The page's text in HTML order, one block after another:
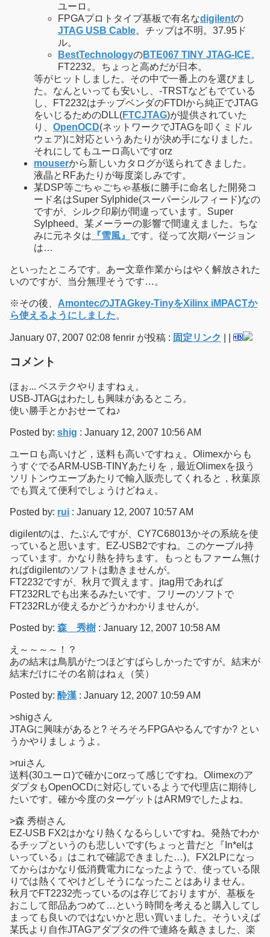
ユーロ。
FPGAプロトタイプ基板で有名なdigilentの
JTAG USB Cable。チップは不明。37.95ド
ル。
BestTechnologyのBTE067 TINY JTAG-ICE。
FT2232。ちょっと高めだが日本。
等がヒットしました。その中で一番上のを選びまし
た。なんといっても安いし、-TRSTなどもでている
し、FT2232はチップベンダのFTDIから純正でJTAG
をいじるためのDLL(FTCJTAG)が提供されていた
り、 OpenOCD(ネットワークでJTAGを叩くミドル
ウェア)に対応というあたりが決め手になりました。
それにしてもユーロ高いですorz
mouserから新しいカタログが送られてきました。
液晶とRFあたりが毎度楽しみです。
某DSP等ごちゃごちゃ基板に勝手に命名した開発コ
ード名はSuper Sylphide(スーパーシルフィード)なの
ですが、シルク印刷が間違っています。Super
Sylpheed。某メーラーの影響で間違えました。ちな
みに元ネタは 『雪風』 です。従って次期バージョン
は…
といったところです。あー文章作業からはやく解放された
いのですが、当分無理そうです…。
※その後、 AmontecのJTAGkey-TinyをXilinx iMPACTか
ら使えるようにしました。
January 07, 2007 02:08 fenrir が投稿 : 固定リンク
コメント
ほぉ... ベステクやりますねぇ。
USB-JTAGはわたしも興味があるところ。
使い勝手とかおせーてね♪
Posted by: shig : January 12, 2007 10:56 AM
ユーロも高いけど，送料も高いですねぇ。Olimexからも
うすぐでるARM-USB-TINYあたりを，最近Olimexを扱う
ソリトンウエーブあたりで輸入販売してくれると，秋葉原
でも買えて便利でしょうけどねぇ。
Posted by: rui : January 12, 2007 10:57 AM
digilentのは、たぶんですが、CY7C68013かその系統を使
っていると思います。EZ-USB2ですね。このケーブル持
っています。かなり熱を持ちます。もっともファーム無け
ればdigilentのソフトは動きませんが。
FT2232ですが、秋月で買えます。jtag用であれば
FT232RLでも出来るみたいです。フリーのソフトで
FT232RLが使えるかどうかわかりませんが。
Posted by: 森 秀樹 : January 12, 2007 10:58 AM
え～～～～！？
あの結末は鳥肌がたつほどすばらしかったですが。結末が
結末だけにその名前はねぇ（笑）
Posted by: 酔漢 : January 12, 2007 10:59 AM
>shigさん
JTAGに興味があると? そろそろFPGAやるんですか? とい
うかやりましょうよ。
>ruiさん
送料(30ユーロ)で確かにorzって感じですね。Olimexのア
ダプタもOpenOCDに対応しているようで代理店に期待し
たいです。確か今度のターゲットはARM9でしたよね。
>森 秀樹さん
EZ-USB FX2はかなり熱くなるらしいですね。発熱でわか
るチップというのも悲しいです(ちょっと昔だと『In*elは
いっている』はこれで確認できました…)。FX2LPになっ
てからはかなり低消費電力になったようで、使っている限
りでは熱くてやけどしそうになったことはありません。
秋月でFT2232売っているのは存じておりますが、基板を
おこして部品あつめて…という時間を考えると購入してし
まっても良いのではないかと思い買いました。そういえば
某氏より自作JTAGアダプタの件で連絡を戴きました、楽